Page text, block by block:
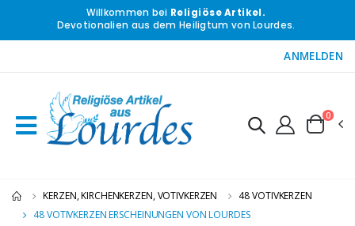
Willkommen bei Religiöse Artikel.
Devotionalien aus dem Heiligtum von Lourdes.
ANMELDEN
0
KERZEN, KIRCHENKERZEN, VOTIVKERZEN
48 VOTIVKERZEN
48 VOTIVKERZEN ERSCHEINUNGEN VON LOURDES